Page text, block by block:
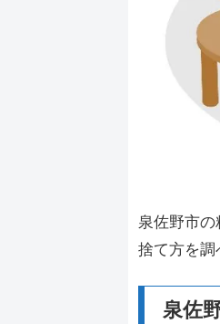
泉佐野市の
捨て方を調
泉佐